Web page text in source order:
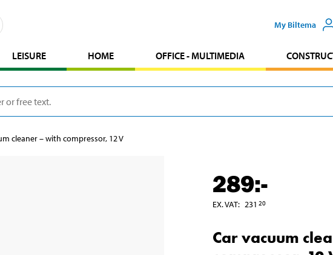
My Biltema
LEISURE HOME OFFICE - MULTIMEDIA
cleaner – with compressor, 12 V
289:-
EX. VAT: 231 20
Car vacuum